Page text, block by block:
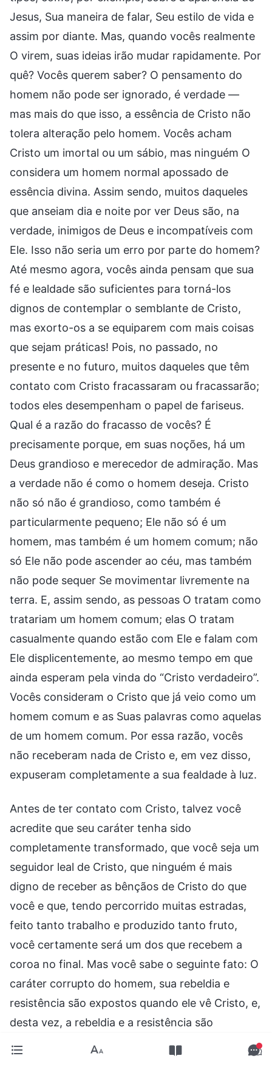
Jesus, Sua maneira de falar, Seu estilo de vida e
assim por diante. Mas, quando vocês realmente
O virem, suas ideias irão mudar rapidamente. Por
quê? Vocês querem saber? O pensamento do
homem não pode ser ignorado, é verdade —
mas mais do que isso, a essência de Cristo não
tolera alteração pelo homem. Vocês acham
Cristo um imortal ou um sábio, mas ninguém O
considera um homem normal apossado de
essência divina. Assim sendo, muitos daqueles
que anseiam dia e noite por ver Deus são, na
verdade, inimigos de Deus e incompatíveis com
Ele. Isso não seria um erro por parte do homem?
Até mesmo agora, vocês ainda pensam que sua
fé e lealdade são suficientes para torná-los
dignos de contemplar o semblante de Cristo,
mas exorto-os a se equiparem com mais coisas
que sejam práticas! Pois, no passado, no
presente e no futuro, muitos daqueles que têm
contato com Cristo fracassaram ou fracassarão;
todos eles desempenham o papel de fariseus.
Qual é a razão do fracasso de vocês? É
precisamente porque, em suas noções, há um
Deus grandioso e merecedor de admiração. Mas
a verdade não é como o homem deseja. Cristo
não só não é grandioso, como também é
particularmente pequeno; Ele não só é um
homem, mas também é um homem comum; não
só Ele não pode ascender ao céu, mas também
não pode sequer Se movimentar livremente na
terra. E, assim sendo, as pessoas O tratam como
tratariam um homem comum; elas O tratam
casualmente quando estão com Ele e falam com
Ele displicentemente, ao mesmo tempo em que
ainda esperam pela vinda do “Cristo verdadeiro”.
Vocês consideram o Cristo que já veio como um
homem comum e as Suas palavras como aquelas
de um homem comum. Por essa razão, vocês
não receberam nada de Cristo e, em vez disso,
expuseram completamente a sua fealdade à luz.
Antes de ter contato com Cristo, talvez você
acredite que seu caráter tenha sido
completamente transformado, que você seja um
seguidor leal de Cristo, que ninguém é mais
digno de receber as bênçãos de Cristo do que
você e que, tendo percorrido muitas estradas,
feito tanto trabalho e produzido tanto fruto,
você certamente será um dos que recebem a
coroa no final. Mas você sabe o seguinte fato: O
caráter corrupto do homem, sua rebeldia e
resistência são expostos quando ele vê Cristo, e,
desta vez, a rebeldia e a resistência são
expostas mais absoluta e completamente do que